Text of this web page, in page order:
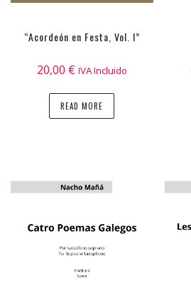
“Acordeón en Festa, Vol. I”
20,00 € IVA Incluido
READ MORE